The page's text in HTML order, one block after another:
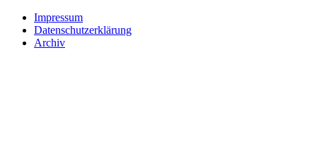
Impressum
Datenschutzerklärung
Archiv